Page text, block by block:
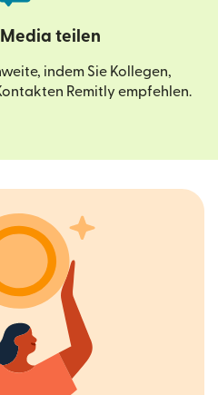
Media teilen
indem Sie Kollegen,
Remitly empfehlen.